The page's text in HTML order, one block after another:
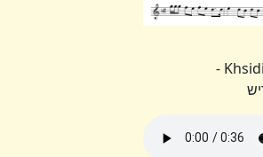
Khsidish un yidish -